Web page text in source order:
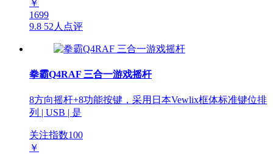
￥
1699
9.8 52人点评
拳霸Q4RAF 三合一游戏摇杆
8方向摇杆+8功能按键，采用日本Vewlix框体标准键位排
列 | USB | 是
关注指数100
￥